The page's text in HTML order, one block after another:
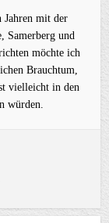
Jahren mit der
Samerberg und
möchte ich
Brauchtum,
vielleicht in den
würden.